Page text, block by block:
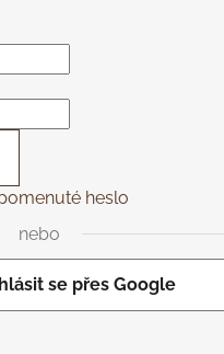
heslo
nebo
se přes Google